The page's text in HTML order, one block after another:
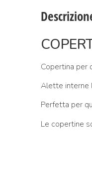
Copertina per
Alette interne
Perfetta per
Le copertine